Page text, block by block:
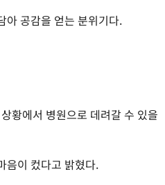
아 공감을 얻는 분위기다.
황에서 병원으로 데려갈 수 있을
음이 컸다고 밝혔다.